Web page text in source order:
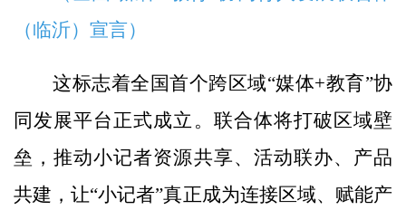
（临沂）宣言）
这标志着全国首个跨区域“媒体+教育”协
同发展平台正式成立。联合体将打破区域壁
垒，推动小记者资源共享、活动联办、产品
共建，让“小记者”真正成为连接区域、赋能产